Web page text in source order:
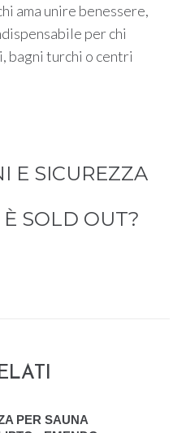
ama unire benessere,
per chi
bagni turchi o centri
E SICUREZZA
SOLD OUT?
PER SAUNA